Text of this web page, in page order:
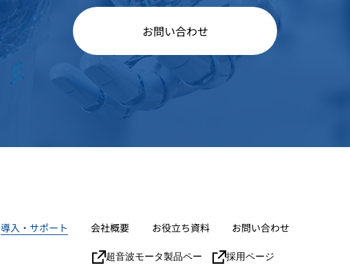
お問い合わせ
導入・サポート 会社概要 お役立ち資料 お問い合わせ
超音波モータ製品ページ 採用ページ